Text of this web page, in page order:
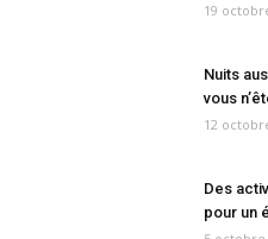
19
Nuits
vous
12
Des
pour un